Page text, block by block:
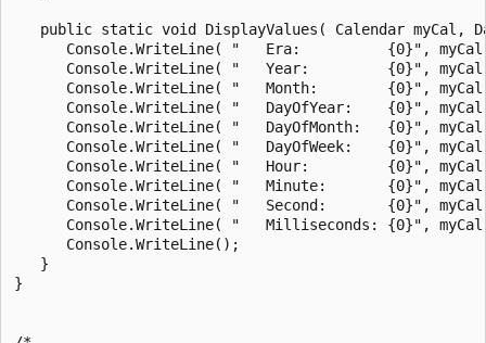
public static void DisplayValues( Calendar myCal,
Console.WriteLine( "   Era:          {0}",
Console.WriteLine( "   Year:         {0}",
Console.WriteLine( "   Month:        {0}",
Console.WriteLine( "   DayOfYear:    {0}",
Console.WriteLine( "   DayOfMonth:   {0}",
Console.WriteLine( "   DayOfWeek:    {0}",
Console.WriteLine( "   Hour:         {0}",
Console.WriteLine( "   Minute:       {0}",
Console.WriteLine( "   Second:       {0}",
Console.WriteLine( "   Milliseconds: {0}",
      Console.WriteLine();
   }
}